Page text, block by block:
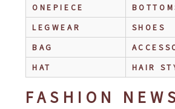
ONEPIECE
LEGWEAR
SHOES
BAG
HAT
HAIR
FASHION